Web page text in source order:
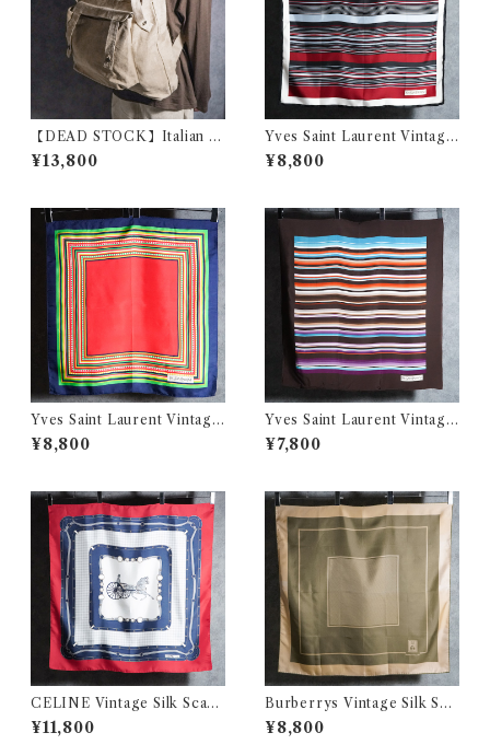
【DEAD STOCK】Italian A
rmy Linen Back Pack イタ
リア軍 リネン バックパック リ
¥13,800
Yves Saint Laurent Vintage
Silk Scarf イヴ・サンローラ
ン シルク スカーフ
¥8,800
Yves Saint Laurent Vintage
Silk Scarf イヴ・サンローラ
ン シルク スカーフ
¥8,800
Yves Saint Laurent Vintage
Silk Scarf イヴ・サンローラ
ン シルク スカーフ
¥7,800
CELINE Vintage Silk Scarf
Red セリーヌ 大判 シルク ス
カーフ
¥11,800
Burberrys Vintage Silk Sca
rf バーバリー シルクスカーフ
ベージュ
¥8,800